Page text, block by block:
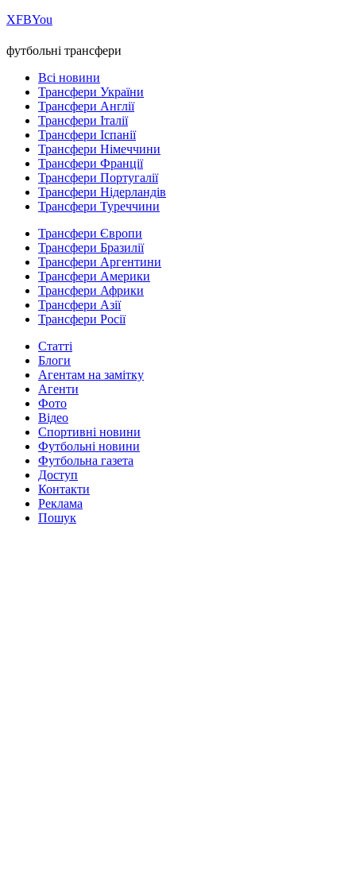
ХFBYou
футбольні трансфери
Всі новини
Трансфери України
Трансфери Англії
Трансфери Італії
Трансфери Іспанії
Трансфери Німеччини
Трансфери Франції
Трансфери Португалії
Трансфери Нідерландів
Трансфери Туреччини
Трансфери Європи
Трансфери Бразилії
Трансфери Аргентини
Трансфери Америки
Трансфери Африки
Трансфери Азії
Трансфери Росії
Статті
Блоги
Агентам на замітку
Агенти
Фото
Відео
Спортивні новини
Футбольні новини
Футбольна газета
Доступ
Контакти
Реклама
Пошук